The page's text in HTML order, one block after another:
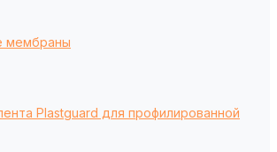
мембраны
Plastguard для профилированной